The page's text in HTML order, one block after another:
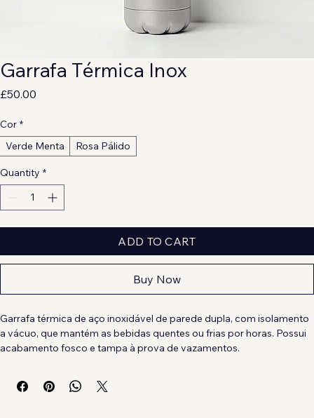
Garrafa Térmica Inox
£50.00
Cor *
Verde Menta
Rosa Pálido
Quantity *
ADD TO CART
Buy Now
Garrafa térmica de aço inoxidável de parede dupla, com isolamento
a vácuo, que mantém as bebidas quentes ou frias por horas. Possui
acabamento fosco e tampa à prova de vazamentos.